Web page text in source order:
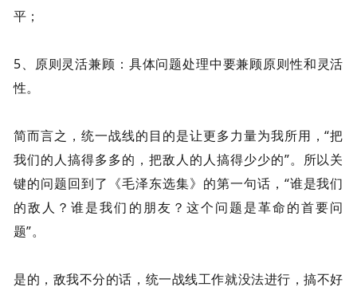
平；
5、原则灵活兼顾：具体问题处理中要兼顾原则性和灵活
性。
简而言之，统一战线的目的是让更多力量为我所用，“把
我们的人搞得多多的，把敌人的人搞得少少的”。所以关
键的问题回到了《毛泽东选集》的第一句话，“谁是我们
的敌人？谁是我们的朋友？这个问题是革命的首要问
题”。
是的，敌我不分的话，统一战线工作就没法进行，搞不好